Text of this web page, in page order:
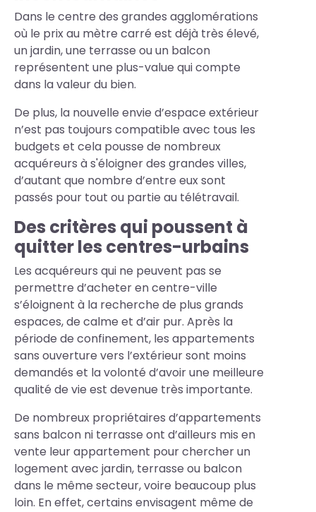
Dans le centre des grandes agglomérations
où le prix au mètre carré est déjà très élevé,
un jardin, une terrasse ou un balcon
représentent une plus-value qui compte
dans la valeur du bien.
De plus, la nouvelle envie d’espace extérieur
n’est pas toujours compatible avec tous les
budgets et cela pousse de nombreux
acquéreurs à s'éloigner des grandes villes,
d’autant que nombre d’entre eux sont
passés pour tout ou partie au télétravail.
Des critères qui poussent à
quitter les centres-urbains
Les acquéreurs qui ne peuvent pas se
permettre d’acheter en centre-ville
s’éloignent à la recherche de plus grands
espaces, de calme et d’air pur. Après la
période de confinement, les appartements
sans ouverture vers l’extérieur sont moins
demandés et la volonté d’avoir une meilleure
qualité de vie est devenue très importante.
De nombreux propriétaires d’appartements
sans balcon ni terrasse ont d’ailleurs mis en
vente leur appartement pour chercher un
logement avec jardin, terrasse ou balcon
dans le même secteur, voire beaucoup plus
loin. En effet, certains envisagent même de